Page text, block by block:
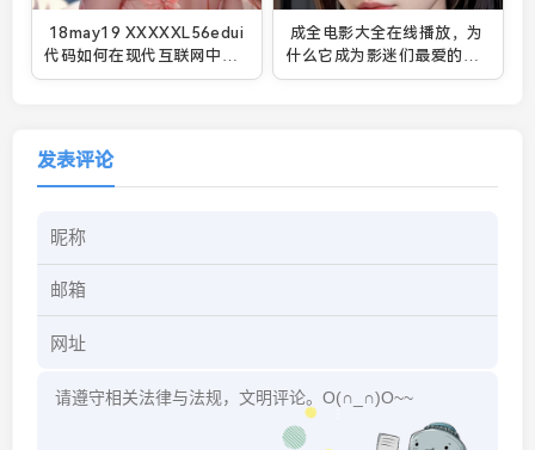
18may19 XXXXXL56edui
代码如何在现代互联网中影
响用户行为与网络安全？
成全电影大全在线播放，为
什么它成为影迷们最爱的平
台？
发表评论